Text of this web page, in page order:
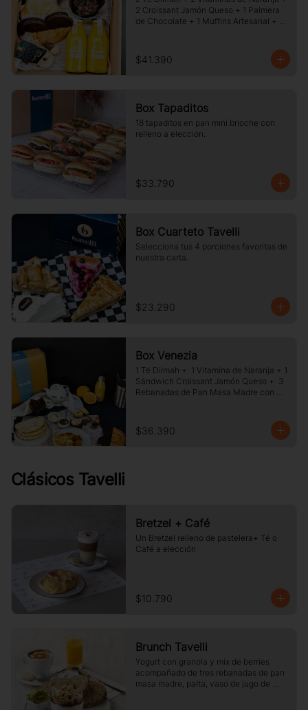
2 Croissant Jamón Queso + 1 Palmera
de Chocolate + 1 Muffins Artesanal +
$41.390
Box Tapaditos
18 tapaditos en pan mini brioche con
relleno a elección.
$33.790
Box Cuarteto Tavelli
Selecciona tus 4 porciones favoritas de
nuestra carta.
$23.290
Box Venezia
1 Té Dilmah +  1 Vitamina de Naranja + 1
Sándwich Croissant Jamón Queso +  3
Rebanadas de Pan Masa Madre con
gr de Galletas Surtida.
$36.390
Clásicos Tavelli
Bretzel + Café
Un Bretzel relleno de pastelera+ Té o
Café a elección
$10.790
Brunch Tavelli
Yogurt con granola y mix de berries
acompañado de tres rebanadas de pan
masa madre, palta, vaso de jugo de